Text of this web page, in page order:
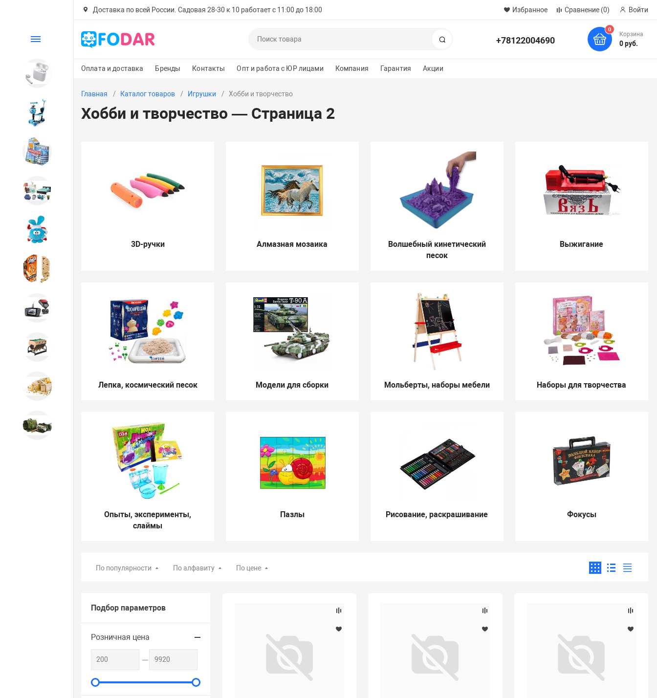
Доставка по всей России. Садовая 28-30 к 10 работает с 11:00 до 18:00 Избранное Сравнение (0) Войти
+78122004690
0
Корзина
0 руб.
Оплата и доставка Бренды Контакты Опт и работа с ЮР лицами Компания Гарантия Акции
Каталог
Электроника
Детский транспорт
Бильярд, кикер, аэрохоккей со
Новогодний ассортимент
Охота, спорт, туризм
Главная Каталог товаров Игрушки Хобби и творчество
Хобби и творчество — Страница 2
3D-ручки Алмазная мозаика
Волшебный кинетический
песок
Выжигание
Лепка, космический песок Модели для сборки Мольберты, наборы мебели Наборы для творчества
Опыты, эксперименты,
слаймы
Пазлы Рисование, раскрашивание Фокусы
По популярности По алфавиту По цене
Подбор параметров
Розничная цена